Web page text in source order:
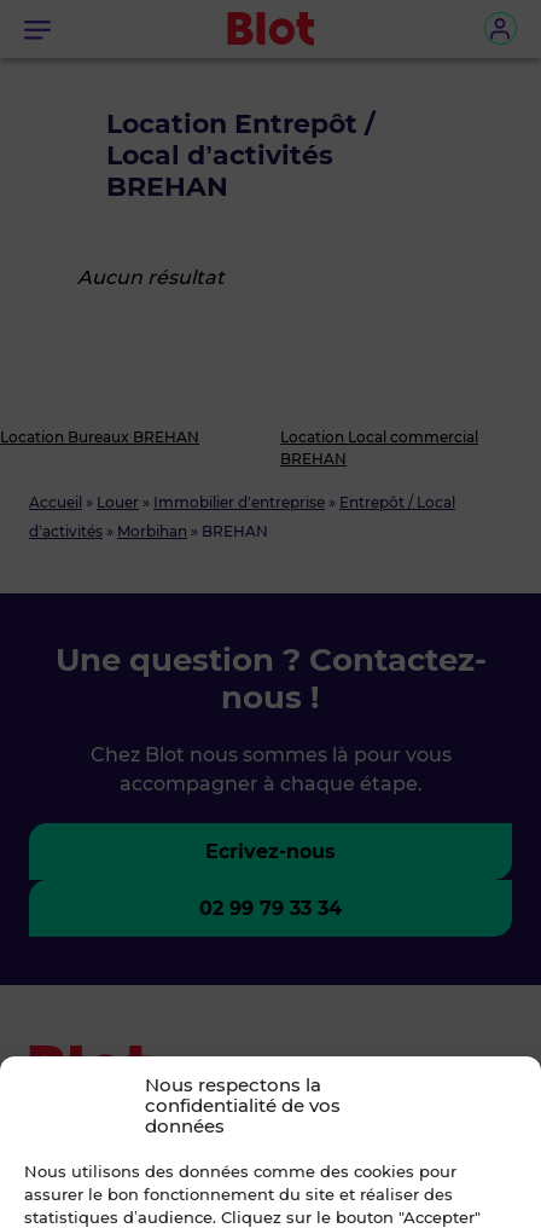
Nous respectons la
confidentialité de vos
données
Nous utilisons des données comme des cookies pour
assurer le bon fonctionnement du site et réaliser des
statistiques d’audience. Cliquez sur le bouton "Accepter"
Menu
Accueil » Louer » Immobilier d'entreprise » Entrepôt / Local
d’activités » Morbihan » BREHAN
Location Entrepôt /
Local d’activités
BREHAN
Aucun résultat
Location Bureaux BREHAN
Location Local commercial
BREHAN
Une question ? Contactez-
nous !
Chez Blot nous sommes là pour vous
accompagner à chaque étape.
Ecrivez-nous
02 99 79 33 34
© Blot 2026